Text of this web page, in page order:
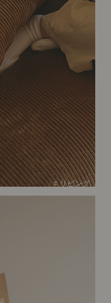
# リビング